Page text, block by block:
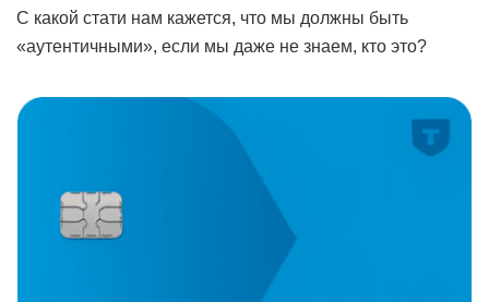
С какой стати нам кажется, что мы должны быть
«аутентичными», если мы даже не знаем, кто это?